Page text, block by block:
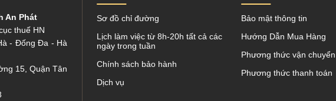
An Phát
thuế HN
- Đống Đa - Hà
15, Quận Tân
Sơ đồ chỉ đường
Lịch làm việc từ 8h-20h tất cả các
ngày trong tuần
Chính sách bảo hành
Dịch vụ
Bảo mật thông tin
Hướng Dẫn Mua Hàng
Phương thức vận chuyển
Phương thức thanh toán